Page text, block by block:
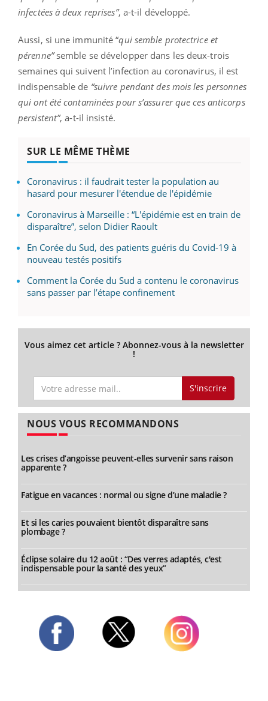
infectées à deux reprises”, a-t-il développé.
Aussi, si une immunité “qui semble protectrice et
pérenne”semble se développer dans les deux-trois
semaines qui suivent l’infection au coronavirus, il est
indispensable de “suivre pendant des mois les personnes
qui ont été contaminées pour s’assurer que ces anticorps
persistent”, a-t-il insisté.
SUR LE MÊME THÈME
Coronavirus : il faudrait tester la population au
hasard pour mesurer l'étendue de l'épidémie
Coronavirus à Marseille : “L'épidémie est en train de
disparaître”, selon Didier Raoult
En Corée du Sud, des patients guéris du Covid-19 à
nouveau testés positifs
Comment la Corée du Sud a contenu le coronavirus
sans passer par l’étape confinement
Vous aimez cet article ? Abonnez-vous à la newsletter
!
S'inscrire
NOUS VOUS RECOMMANDONS
Les crises d’angoisse peuvent-elles survenir sans raison
apparente ?
Fatigue en vacances : normal ou signe d’une maladie ?
Et si les caries pouvaient bientôt disparaître sans
plombage ?
Éclipse solaire du 12 août : “Des verres adaptés, c'est
indispensable pour la santé des yeux”